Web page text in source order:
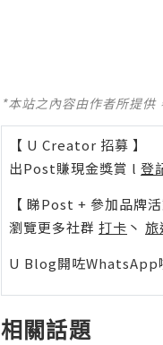
*本站之內容由作者所提供
【 U Creator 招募 】
出Post賺現金獎賞 l 登
【 睇Post + 參加品牌活
瀏覽更多社群 打卡 丶 旅
U Blog開咗WhatsApp
相關話題